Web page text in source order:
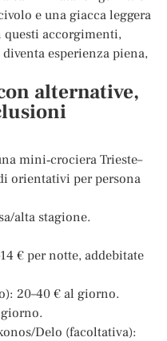
e una giacca leggera
accorgimenti,
esperienza piena,
alternative,
mini‑crociera Trieste–
orientativi per persona
alta stagione.
€ per notte, addebitate
20–40 € al giorno.
Delo (facoltativa):